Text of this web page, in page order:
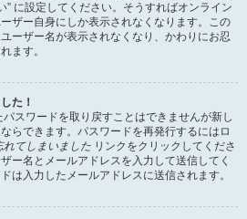
” に設定してください。そうすればオンライン
ザー自身にしか表示されなくなります。この
ーザー名が表示されなくなり、かわりにお忍
ます。
た！
スワードを取り戻すことはできませんが新し
らできます。パスワードを再発行するにはロ
れてしまいました リンクをクリックしてくださ
ー名とメールアドレスを入力して送信してく
は入力したメールアドレスに送信されます。